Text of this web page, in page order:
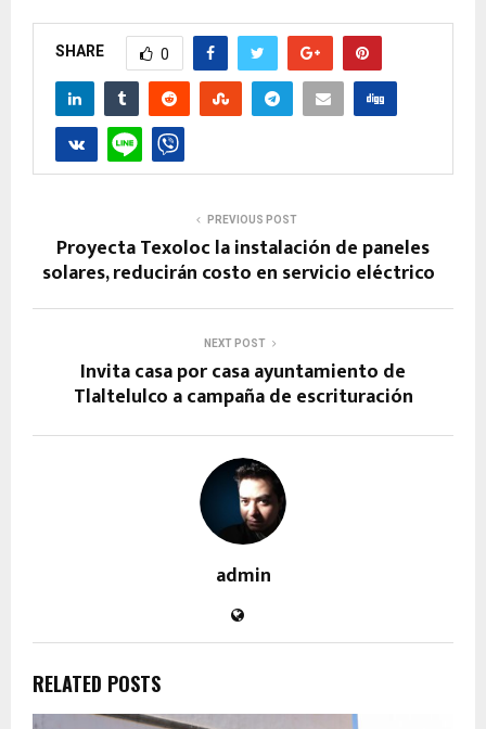
SHARE 0
PREVIOUS POST
Proyecta Texoloc la instalación de paneles
solares, reducirán costo en servicio eléctrico
NEXT POST
Invita casa por casa ayuntamiento de
Tlaltelulco a campaña de escrituración
admin
RELATED POSTS